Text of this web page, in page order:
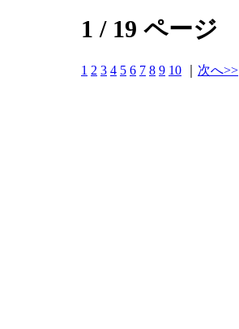
1 / 19 ページ
1 2 3 4 5 6 7 8 9 10 次へ>>